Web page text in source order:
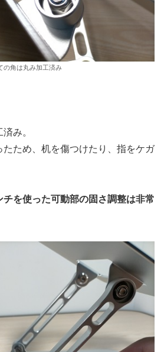
の角は丸み加工済み
み。
ため、机を傷つけたり、指をケガ
を使った可動部の固さ調整は非常